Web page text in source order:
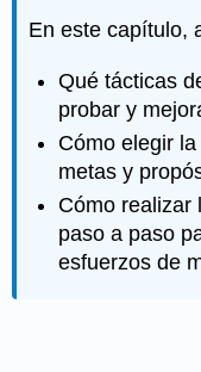
En este capítulo,
Qué tácticas
probar y
Cómo elegir
metas y
Cómo realizar
paso a paso
esfuerzos de